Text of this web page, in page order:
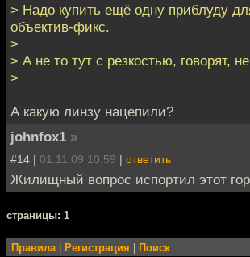
> Надо купить ещё одну приблуду
объектив-фикс.
>
> А не то тут с резкостью, говорят,
>
А какую линзу нацепили?
johnfox1 »
#14 | 01.11.09 10:59 | ответить
Жилищный вопрос испортил этот
cтраницы: 1
Правила | Регистрация | Поиск